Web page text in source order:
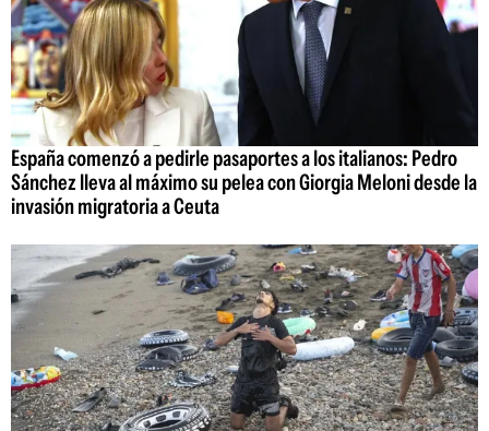
España comenzó a pedirle pasaportes a los italianos: Pedro
Sánchez lleva al máximo su pelea con Giorgia Meloni desde la
invasión migratoria a Ceuta